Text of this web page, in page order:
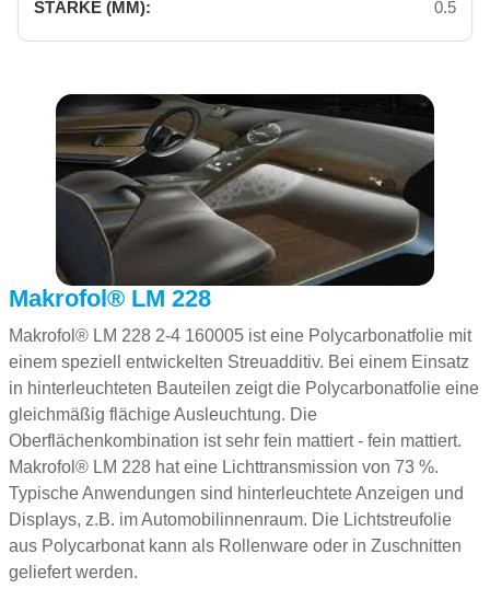
0.5
Makrofol® LM 228
Makrofol® LM 228 2-4 160005 ist eine Polycarbonatfolie mit
einem speziell entwickelten Streuadditiv. Bei einem Einsatz
in hinterleuchteten Bauteilen zeigt die Polycarbonatfolie eine
gleichmäßig flächige Ausleuchtung. Die
Oberflächenkombination ist sehr fein mattiert - fein mattiert.
Makrofol® LM 228 hat eine Lichttransmission von 73 %.
Typische Anwendungen sind hinterleuchtete Anzeigen und
Displays, z.B. im Automobilinnenraum. Die Lichtstreufolie
aus Polycarbonat kann als Rollenware oder in Zuschnitten
geliefert werden.